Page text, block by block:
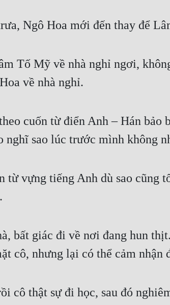
Ngô Hoa mới đến thay để
Tố Mỹ về nhà nghỉ ngơi,
về nhà nghỉ.
cuốn từ điển Anh – Hán bảo
nghĩ sao lúc trước mình không
từ vựng tiếng Anh dù sao
bất giác đi về nơi đang hun
cô, nhưng lại có thể cảm nhận
cô thật sự đi học, sau đó